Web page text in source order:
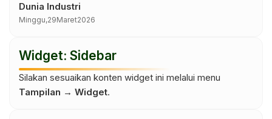
Dunia Industri
Minggu,29Maret2026
Widget: Sidebar
Silakan sesuaikan konten widget ini melalui menu
Tampilan → Widget.